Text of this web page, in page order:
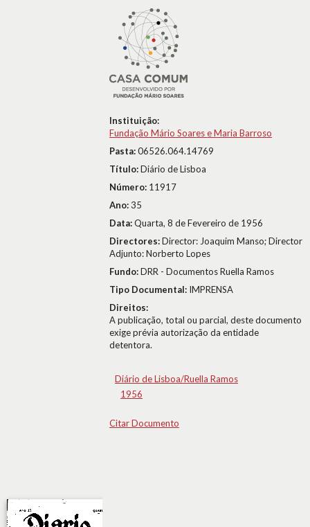
Instituição:
Fundação Mário Soares e Maria Barroso
Pasta:06526.064.14769
Título:Diário de Lisboa
Número: 11917
Ano:35
Data:Quarta, 8 de Fevereiro de 1956
Directores:Director: Joaquim Manso; Director
Adjunto: Norberto Lopes
Fundo:DRR - Documentos Ruella Ramos
Tipo Documental: IMPRENSA
Direitos:
A publicação, total ou parcial, deste documento
exige prévia autorização da entidade
detentora.
Diário de Lisboa/Ruella Ramos
1956
Citar Documento